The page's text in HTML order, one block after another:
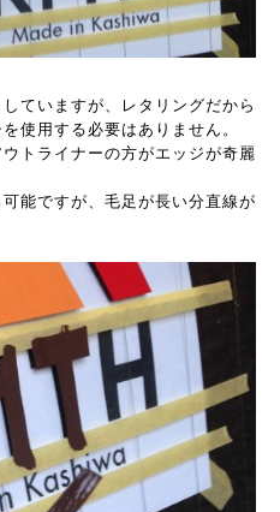
ていますが、レタリングだから
使用する必要はありません。
トライナーの方がエッジが奇麗
能ですが、毛足が長い分直線が